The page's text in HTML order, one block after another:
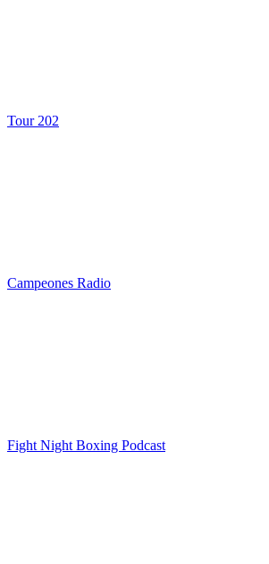
Tour 202
Campeones Radio
Fight Night Boxing Podcast